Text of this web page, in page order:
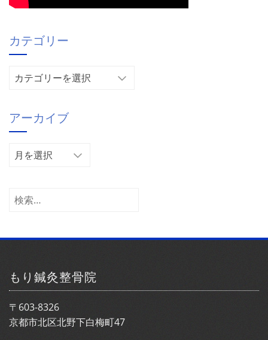
カテゴリー
リ
ー
アーカイブ
ア
イ
検
もり鍼灸整骨院
〒603-8326
京都市北区北野下白梅町47